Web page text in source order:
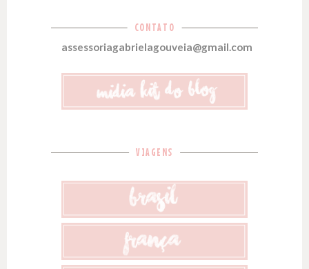
CONTATO
assessoriagabrielagouveia@gmail.com
VIAGENS